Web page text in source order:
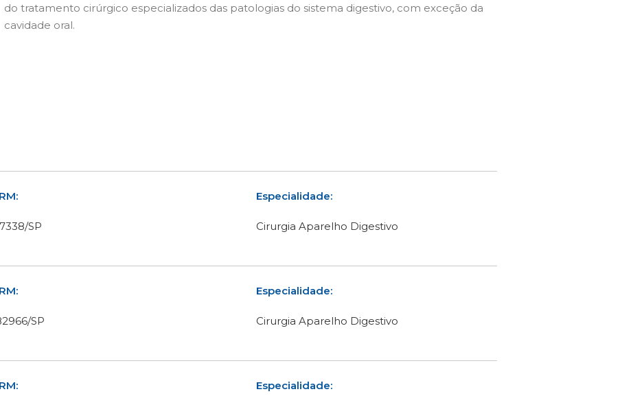
do tratamento cirúrgico especializados das patologias do sistema digestivo, com exceção da
cavidade oral.
SP
Especialidade:
Cirurgia Aparelho Digestivo
SP
Especialidade:
Cirurgia Aparelho Digestivo
Especialidade: